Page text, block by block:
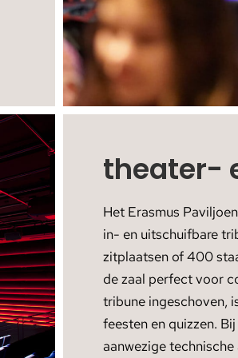
theater-
Het Erasmus
in- en uitschuifbare
zitplaatsen of 400
de zaal perfect voor
tribune ingeschoven,
feesten en quizzen.
aanwezige